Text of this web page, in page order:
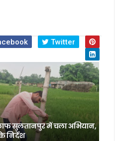
Twitter
सुलतानपुर में चला अभियान,
निर्देश